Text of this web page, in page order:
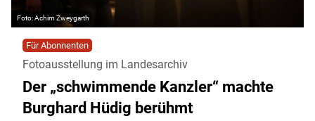
Achim Zweygarth
Für Abonnenten
Fotoausstellung im Landesarchiv
Der „schwimmende Kanzler“ machte
Burghard Hüdig berühmt